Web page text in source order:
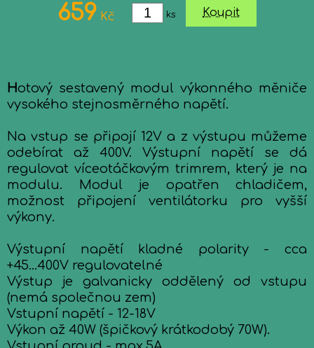
659 Kč ks Koupit
Hotový sestavený modul výkonného měniče
vysokého stejnosměrného napětí.
Na vstup se připojí 12V a z výstupu můžeme
odebírat až 400V. Výstupní napětí se dá
regulovat víceotáčkovým trimrem, který je na
modulu. Modul je opatřen chladičem,
možnost připojení ventilátorku pro vyšší
výkony.
Výstupní napětí kladné polarity - cca
+45...400V regulovatelné
Výstup je galvanicky oddělený od vstupu
(nemá společnou zem)
Vstupní napětí - 12-18V
Výkon až 40W (špičkový krátkodobý 70W).